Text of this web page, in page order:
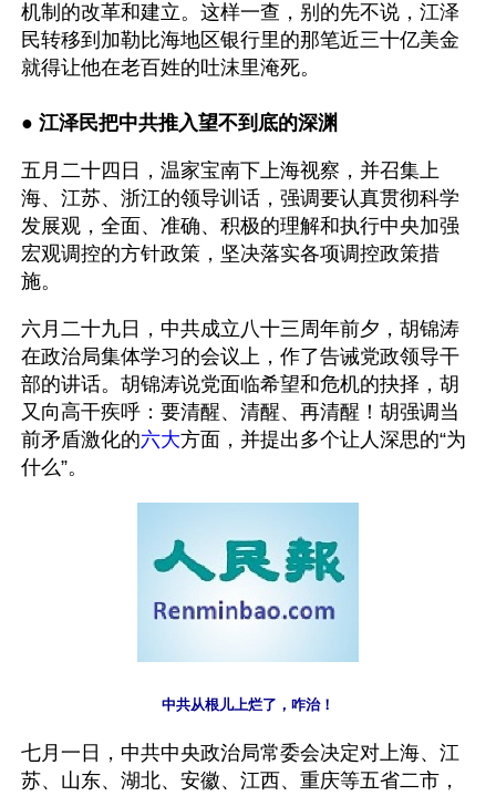
机制的改革和建立。这样一查，别的先不说，江泽
民转移到加勒比海地区银行里的那笔近三十亿美金
就得让他在老百姓的吐沫里淹死。
● 江泽民把中共推入望不到底的深渊
五月二十四日，温家宝南下上海视察，并召集上
海、江苏、浙江的领导训话，强调要认真贯彻科学
发展观，全面、准确、积极的理解和执行中央加强
宏观调控的方针政策，坚决落实各项调控政策措
施。
六月二十九日，中共成立八十三周年前夕，胡锦涛
在政治局集体学习的会议上，作了告诫党政领导干
部的讲话。胡锦涛说党面临希望和危机的抉择，胡
又向高干疾呼：要清醒、清醒、再清醒！胡强调当
前矛盾激化的六大方面，并提出多个让人深思的“为
什么”。
中共从根儿上烂了，咋治！
七月一日，中共中央政治局常委会决定对上海、江
苏、山东、湖北、安徽、江西、重庆等五省二市，